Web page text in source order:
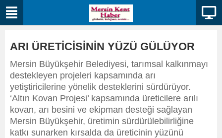
ARI ÜRETİCİSİNİN YÜZÜ GÜLÜYOR
Mersin Büyükşehir Belediyesi, tarımsal kalkınmayı
destekleyen projeleri kapsamında arı
yetiştiricilerine yönelik desteklerini sürdürüyor.
‘Altın Kovan Projesi’ kapsamında üreticilere arılı
kovan, arı besini ve ekipman desteği sağlayan
Mersin Büyükşehir, üretimin sürdürülebilirliğine
katkı sunarken kırsalda da üreticinin yüzünü